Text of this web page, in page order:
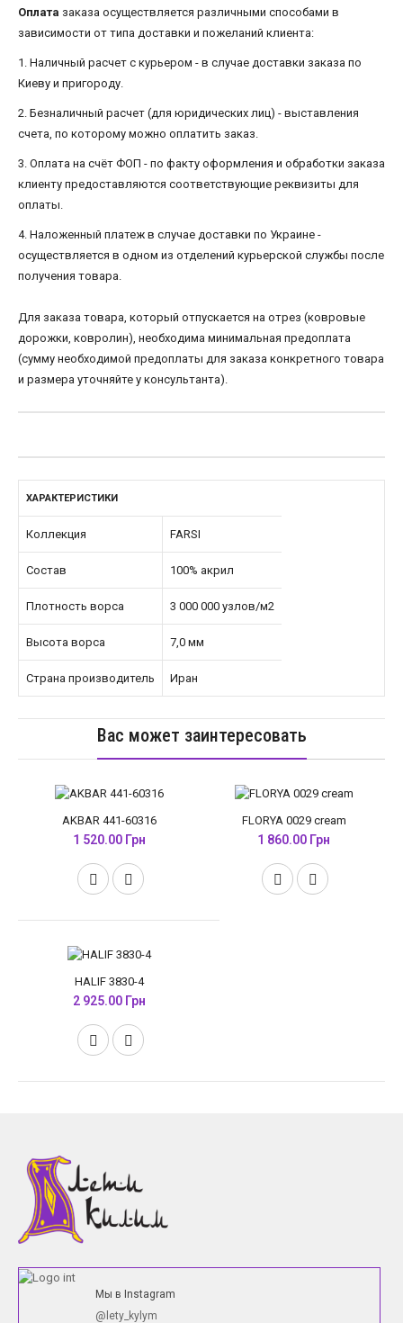
Оплата заказа осуществляется различными способами в
зависимости от типа доставки и пожеланий клиента:
1. Наличный расчет с курьером - в случае доставки заказа по
Киеву и пригороду.
2. Безналичный расчет (для юридических лиц) - выставления
счета, по которому можно оплатить заказ.
3. Оплата на счёт ФОП - по факту оформления и обработки заказа
клиенту предоставляются соответствующие реквизиты для
оплаты.
4. Наложенный платеж в случае доставки по Украине -
осуществляется в одном из отделений курьерской службы после
получения товара.
Для заказа товара, который отпускается на отрез (ковровые
дорожки, ковролин), необходима минимальная предоплата
(сумму необходимой предоплаты для заказа конкретного товара
и размера уточняйте у консультанта).
ХАРАКТЕРИСТИКИ
Коллекция FARSI
Состав 100% акрил
Плотность ворса 3 000 000 узлов/м2
Высота ворса 7,0 мм
Страна производитель Иран
Вас может заинтересовать
AKBAR 441-60316
1 520.00 Грн
FLORYA 0029 cream
1 860.00 Грн
HALIF 3830-4
2 925.00 Грн
Мы в Instagram
@lety_kylym